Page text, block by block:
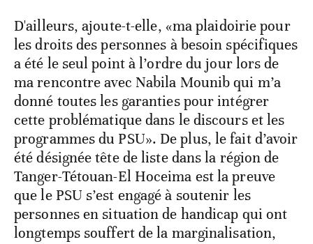
D'ailleurs, ajoute-t-elle, «ma plaidoirie pour
les droits des personnes à besoin spécifiques
a été le seul point à l’ordre du jour lors de
ma rencontre avec Nabila Mounib qui m’a
donné toutes les garanties pour intégrer
cette problématique dans le discours et les
programmes du PSU». De plus, le fait d’avoir
été désignée tête de liste dans la région de
Tanger-Tétouan-El Hoceima est la preuve
que le PSU s’est engagé à soutenir les
personnes en situation de handicap qui ont
longtemps souffert de la marginalisation,